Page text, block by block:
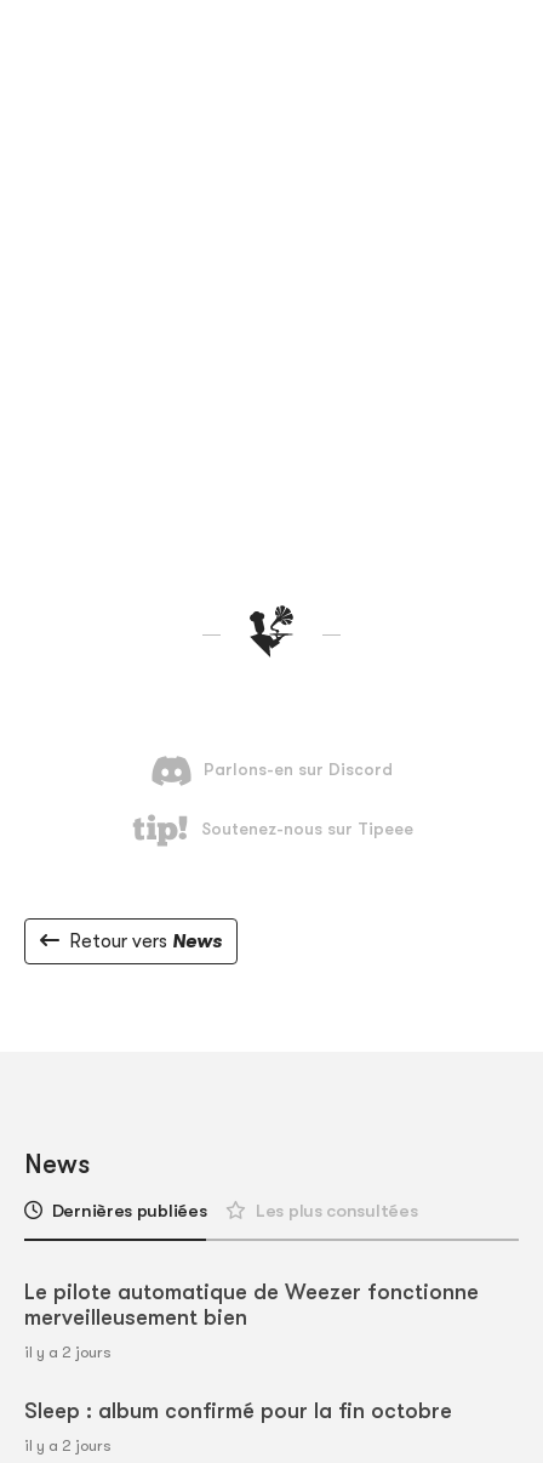
Retour vers News
News
Dernières publiées Les plus consultées
Le pilote automatique de Weezer fonctionne
merveilleusement bien
il y a 2 jours
Sleep : album confirmé pour la fin octobre
il y a 2 jours